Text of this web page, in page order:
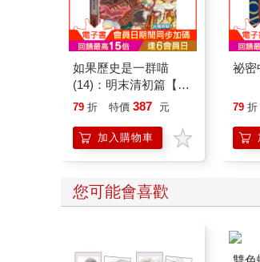
如果歷史是一群喵
(14)：明末清初篇【萌
貓漫畫學歷史】
79 折 特價 387 元
加入購物車
祕密
79 折
您可能會喜歡